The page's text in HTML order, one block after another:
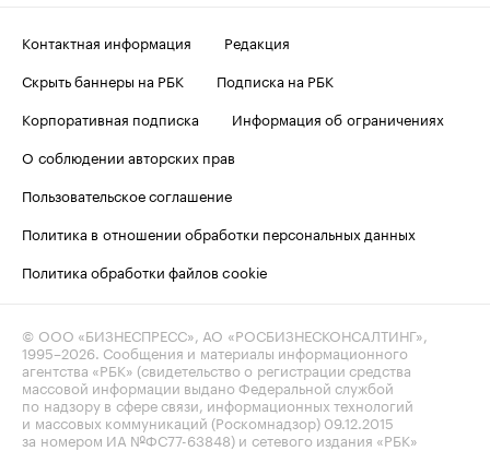
Контактная информация
Редакция
Скрыть баннеры на РБК
Подписка на РБК
Корпоративная подписка
Информация об ограничениях
О соблюдении авторских прав
Пользовательское соглашение
Политика в отношении обработки персональных данных
Политика обработки файлов cookie
© ООО «БИЗНЕСПРЕСС», АО «РОСБИЗНЕСКОНСАЛТИНГ»,
1995–2026. Сообщения и материалы информационного
агентства «РБК» (свидетельство о регистрации средства
массовой информации выдано Федеральной службой
по надзору в сфере связи, информационных технологий
и массовых коммуникаций (Роскомнадзор) 09.12.2015
за номером ИА №ФС77-63848) и сетевого издания «РБК»